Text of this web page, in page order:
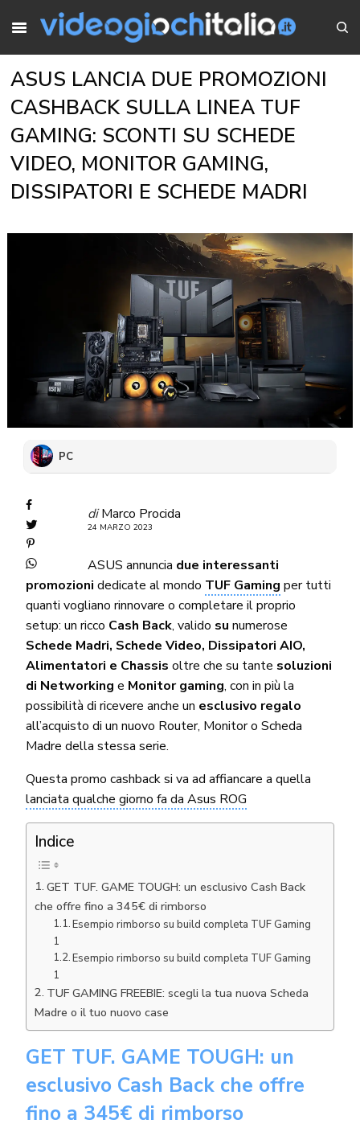
ASUS LANCIA DUE PROMOZIONI
CASHBACK SULLA LINEA TUF
GAMING: SCONTI SU SCHEDE
VIDEO, MONITOR GAMING,
DISSIPATORI E SCHEDE MADRI
PC
di Marco Procida
24 MARZO 2023
ASUS annuncia due interessanti
promozioni dedicate al mondo TUF Gaming per tutti
quanti vogliano rinnovare o completare il proprio
setup: un ricco Cash Back, valido su numerose
Schede Madri, Schede Video, Dissipatori AIO,
Alimentatori e Chassis oltre che su tante soluzioni
di Networking e Monitor gaming, con in più la
possibilità di ricevere anche un esclusivo regalo
all’acquisto di un nuovo Router, Monitor o Scheda
Madre della stessa serie.
Questa promo cashback si va ad affiancare a quella
lanciata qualche giorno fa da Asus ROG
Indice
GET TUF. GAME TOUGH: un esclusivo Cash Back
che offre fino a 345€ di rimborso
Esempio rimborso su build completa TUF Gaming
1
Esempio rimborso su build completa TUF Gaming
1
TUF GAMING FREEBIE: scegli la tua nuova Scheda
Madre o il tuo nuovo case
GET TUF. GAME TOUGH: un
esclusivo Cash Back che offre
fino a 345€ di rimborso